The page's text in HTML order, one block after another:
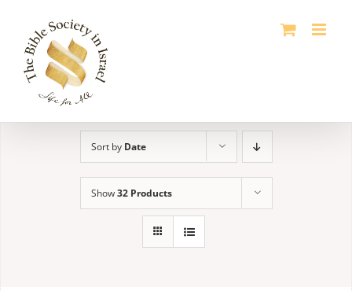
content
Sort by Date
Show32 Products